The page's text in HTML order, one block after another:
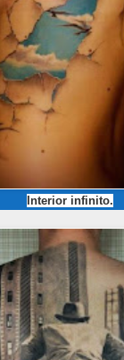
Interior infinito.